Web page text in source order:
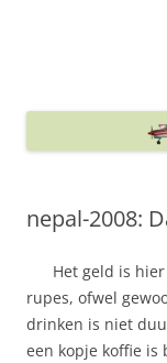
nepal-2008:
Het geld is
rupes, ofwel
drinken is niet
een kopje koffie is